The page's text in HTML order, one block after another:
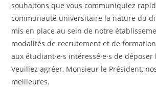
souhaitons que vous communiquiez
communauté universitaire la nature du
mis en place au sein de notre
modalités de recrutement et de
aux étudiant·e·s intéressé·e·s de
Veuillez agréer, Monsieur le Président,
meilleures.